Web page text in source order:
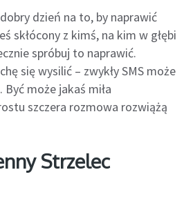
dzień na to, by naprawić
skłócony z kimś, na kim w głębi
spróbuj to naprawić.
się wysilić – zwykły SMS może
może jakaś miła
szczera rozmowa rozwiążą
Strzelec